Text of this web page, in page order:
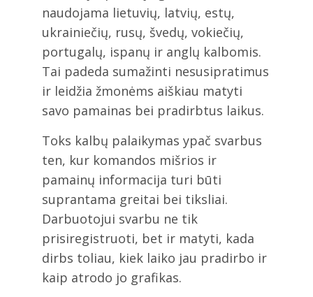
naudojama lietuvių, latvių, estų,
ukrainiečių, rusų, švedų, vokiečių,
portugalų, ispanų ir anglų kalbomis.
Tai padeda sumažinti nesusipratimus
ir leidžia žmonėms aiškiau matyti
savo pamainas bei pradirbtus laikus.
Toks kalbų palaikymas ypač svarbus
ten, kur komandos mišrios ir
pamainų informacija turi būti
suprantama greitai bei tiksliai.
Darbuotojui svarbu ne tik
prisiregistruoti, bet ir matyti, kada
dirbs toliau, kiek laiko jau pradirbo ir
kaip atrodo jo grafikas.